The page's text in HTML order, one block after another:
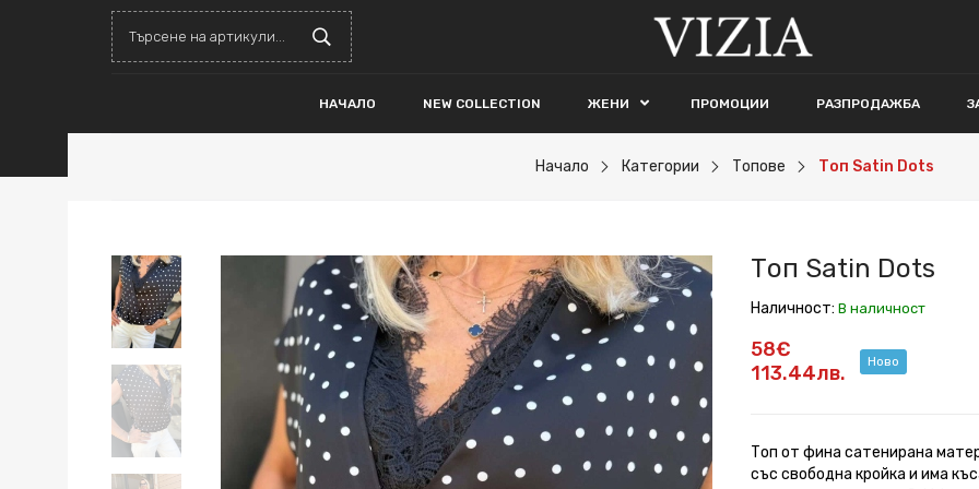
НАЧАЛО NEW COLLECTION ЖЕНИ ПРОМОЦИИ РАЗПРОДАЖБА
Начало Категории Топове Топ Satin Dots
Топ Satin Dots
Наличност: В наличност
58€
113.44лв.
Ново
Топ от фина сатенирана
със свободна кройка и има